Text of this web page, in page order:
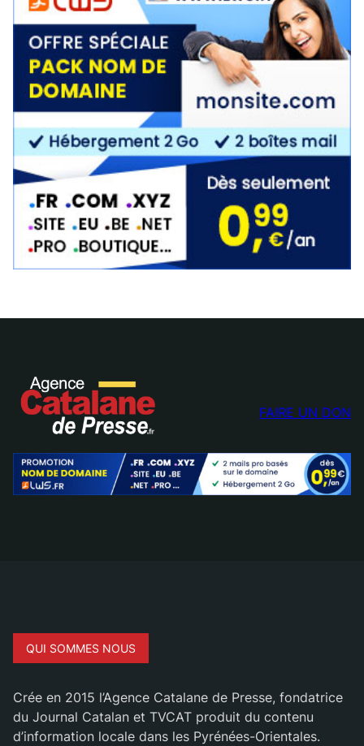
FAIRE UN DON
QUI SOMMES NOUS
Crée en 2015 l’Agence Catalane de Presse, fondatrice
du Journal Catalan et TVCAT produit du contenu
d’information locale dans les Pyrénées-Orientales.